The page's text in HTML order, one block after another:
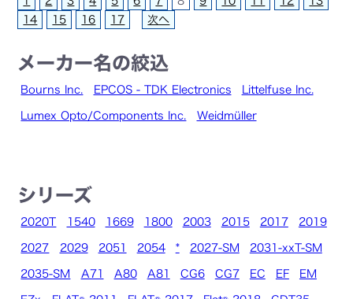
14
15 16 17 次へ
メーカー名の絞込
Bourns Inc. EPCOS - TDK Electronics Littelfuse Inc.
Lumex Opto/Components Inc. Weidmüller
シリーズ
2020T 1540 1669 1800 2003 2015 2017 2019
2027 2029 2051 2054 * 2027-SM 2031-xxT-SM
2035-SM A71 A80 A81 CG6 CG7 EC EF EM